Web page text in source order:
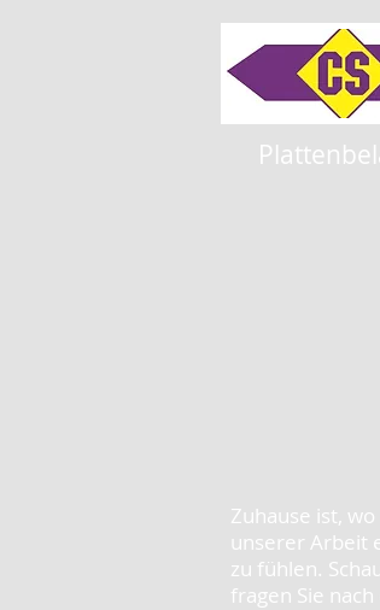
Zuhause ist,
unserer Arbeit
zu fühlen.
fragen Sie